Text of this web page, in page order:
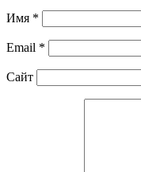
Имя *
Email *
Сайт